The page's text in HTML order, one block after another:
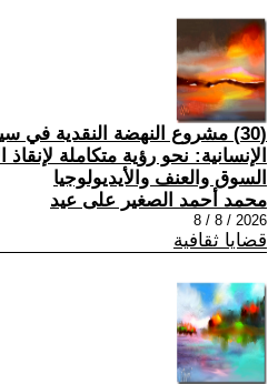
(30) مشروع النهضة النقدية في
الإنسانية: نحو رؤية متكاملة
السوق والعنف والأيديولوجيا
محمد أحمد الصغير على عيد
2026 / 8 / 8
قضايا ثقافية